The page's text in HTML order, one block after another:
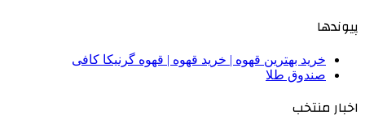
پیوندها
خرید بهترین قهوه | خرید قهوه | قهوه گرنیکا کافی
صندوق طلا
اخبار منتخب